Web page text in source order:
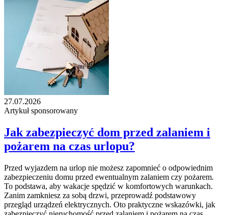
27.07.2026
Artykuł sponsorowany
Jak zabezpieczyć dom przed zalaniem i
pożarem na czas urlopu?
Przed wyjazdem na urlop nie możesz zapomnieć o odpowiednim
zabezpieczeniu domu przed ewentualnym zalaniem czy pożarem.
To podstawa, aby wakacje spędzić w komfortowych warunkach.
Zanim zamkniesz za sobą drzwi, przeprowadź podstawowy
przegląd urządzeń elektrycznych. Oto praktyczne wskazówki, jak